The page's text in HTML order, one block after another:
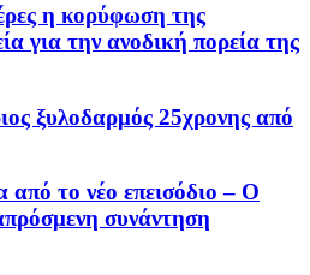
η κορύφωση της
για την ανοδική πορεία της
ξυλοδαρμός 25χρονης από
το νέο επεισόδιο – Ο
συνάντηση